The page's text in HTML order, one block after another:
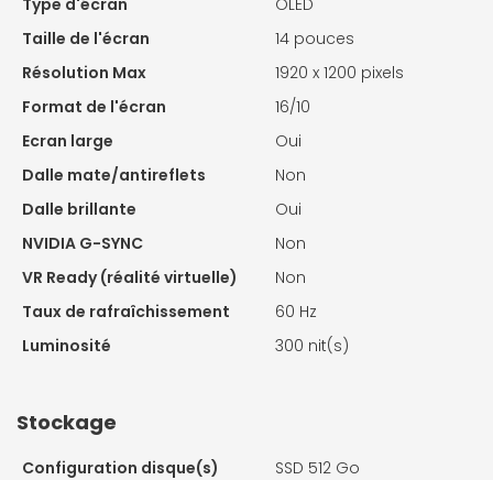
Taille de l'écran
14 pouces
Résolution Max
1920 x 1200 pixels
Format de l'écran
16/10
Ecran large
Oui
Dalle mate/antireflets
Non
Dalle brillante
Oui
NVIDIA G-SYNC
Non
VR Ready (réalité virtuelle)
Non
Taux de rafraîchissement
60 Hz
Luminosité
300 nit(s)
Stockage
Configuration disque(s)
SSD 512 Go